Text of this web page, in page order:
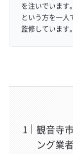
を注いでいます
という方を一人
監修しています。
観音寺
ング業